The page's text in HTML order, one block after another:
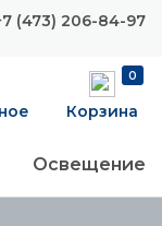
(473) 206-84-97
0
Корзина
Освещение